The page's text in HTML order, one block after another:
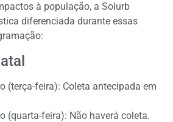
à população, a Solurb
diferenciada durante essas
(terça-feira): Coleta antecipada em
(quarta-feira): Não haverá coleta.